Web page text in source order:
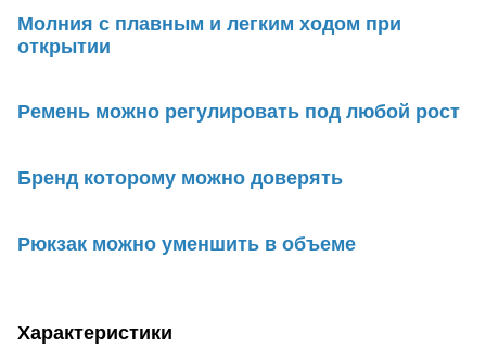
Молния с плавным и легким ходом при
открытии
Ремень можно регулировать под любой рост
Бренд которому можно доверять
Рюкзак можно уменшить в объеме
Характеристики